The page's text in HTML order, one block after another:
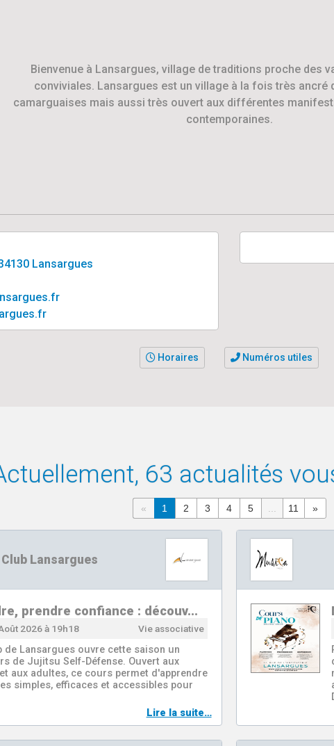
Bienvenue à Lansargues, village de traditions proche des
conviviales. Lansargues est un village à la fois très ancré
camarguaises mais aussi très ouvert aux différentes
contemporaines.
Lansargues
Horaires Numéros utiles
63 actualités
« 1 2 3 4 5 ... 11 »
Lansargues
prendre confiance : découv…
2026 à 19h18 Vie associative
de Lansargues ouvre cette saison un
de Jujitsu Self-Défense. Ouvert aux
aux adultes, ce cours permet d'apprendre
simples, efficaces et accessibles pour
Lire la suite…